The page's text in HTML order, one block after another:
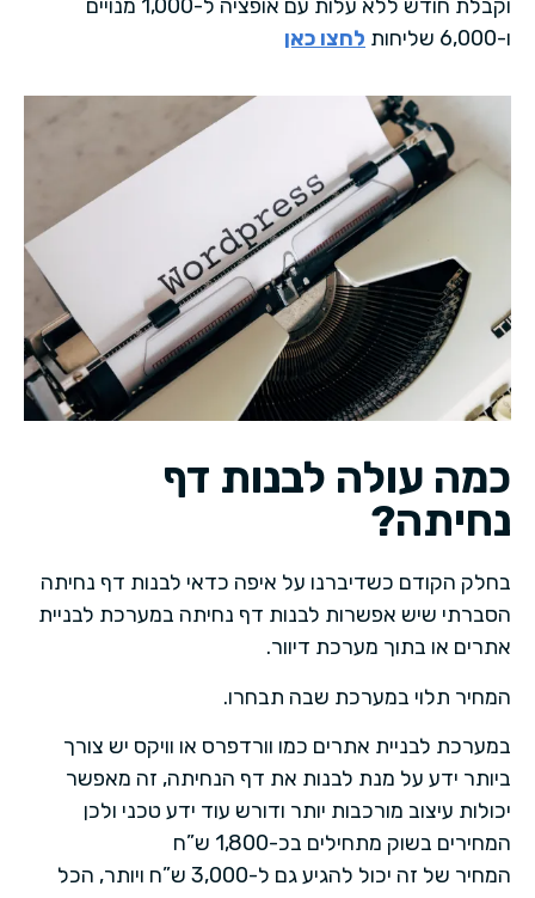
וקבלת חודש ללא עלות עם אופציה ל-1,000 מנויים
ו-6,000 שליחות
לחצו כאן
כמה עולה לבנות דף
נחיתה?
בחלק הקודם כשדיברנו על איפה כדאי לבנות דף נחיתה
הסברתי שיש אפשרות לבנות דף נחיתה במערכת לבניית
אתרים או בתוך מערכת דיוור.
המחיר תלוי במערכת שבה תבחרו.
במערכת לבניית אתרים כמו וורדפרס או וויקס יש צורך
ביותר ידע על מנת לבנות את דף הנחיתה, זה מאפשר
יכולות עיצוב מורכבות יותר ודורש עוד ידע טכני ולכן
המחירים בשוק מתחילים בכ-1,800 ש”ח
המחיר של זה יכול להגיע גם ל-3,000 ש”ח ויותר, הכל